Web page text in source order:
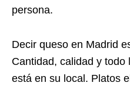
persona.
Decir queso en Madrid
Cantidad, calidad y
está en su local. Platos